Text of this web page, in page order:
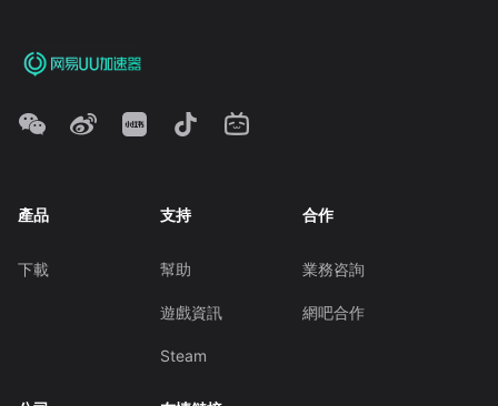
產品
下載
支持
幫助
遊戲資訊
Steam
合作
業務咨詢
網吧合作